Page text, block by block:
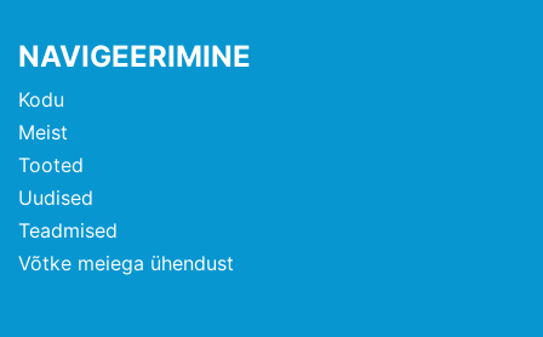
NAVIGEERIMINE
Kodu
Meist
Tooted
Uudised
Teadmised
Võtke meiega ühendust